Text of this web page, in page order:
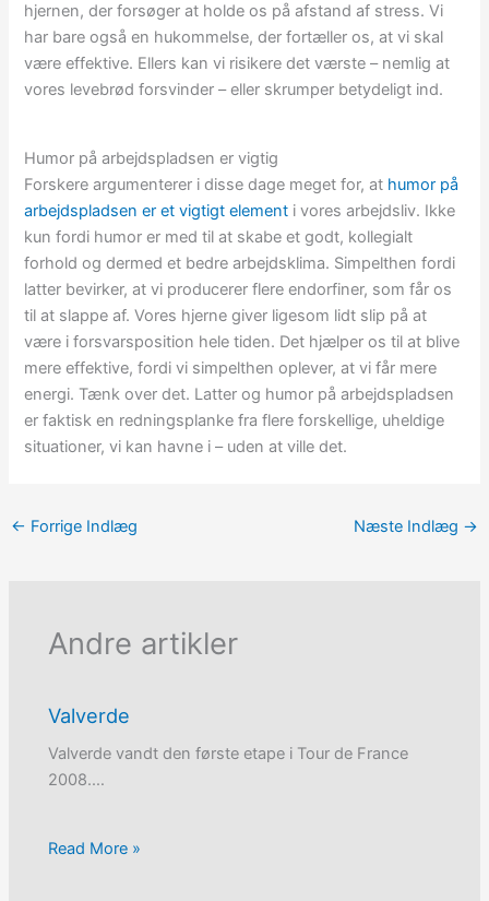
hjernen, der forsøger at holde os på afstand af stress. Vi
har bare også en hukommelse, der fortæller os, at vi skal
være effektive. Ellers kan vi risikere det værste – nemlig at
vores levebrød forsvinder – eller skrumper betydeligt ind.
Humor på arbejdspladsen er vigtig
Forskere argumenterer i disse dage meget for, at humor på
arbejdspladsen er et vigtigt element i vores arbejdsliv. Ikke
kun fordi humor er med til at skabe et godt, kollegialt
forhold og dermed et bedre arbejdsklima. Simpelthen fordi
latter bevirker, at vi producerer flere endorfiner, som får os
til at slappe af. Vores hjerne giver ligesom lidt slip på at
være i forsvarsposition hele tiden. Det hjælper os til at blive
mere effektive, fordi vi simpelthen oplever, at vi får mere
energi. Tænk over det. Latter og humor på arbejdspladsen
er faktisk en redningsplanke fra flere forskellige, uheldige
situationer, vi kan havne i – uden at ville det.
← Forrige Indlæg Næste Indlæg →
Andre artikler
Valverde
Valverde vandt den første etape i Tour de France
2008.…
Read More »